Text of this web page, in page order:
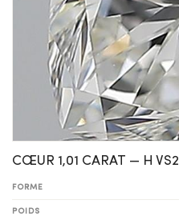
CŒUR 1,01 CARAT — H VS2
FORME
POIDS